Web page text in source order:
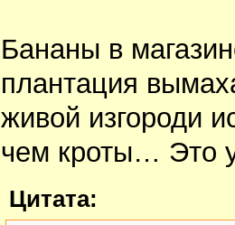
Бананы в
плантация
живой изгороди
чем кроты… Это
Цитата: